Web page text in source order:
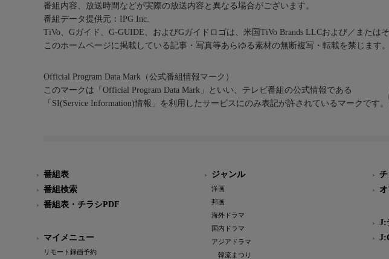
番組内容、放送時間などが実際の放送内容と異なる場合がございます。
番組データ提供元：IPG Inc.
TiVo、Gガイド、G-GUIDE、およびGガイドロゴは、米国TiVo Brands LLCおよび／または
このホームページに掲載している記事・写真等あらゆる素材の無断複写・転載を禁じます。
Official Program Data Mark（公式番組情報マーク）
このマークは「Official Program Data Mark」といい、テレビ番組の公式情報である
「SI(Service Information)情報」を利用したサービスにのみ表記が許されているマークです。
番組表
番組検索
番組表・チラシPDF
マイメニュー
リモート録画予約
ジャンル
洋画
邦画
海外ドラマ
国内ドラマ
アジアドラマ
韓流まつり
J: